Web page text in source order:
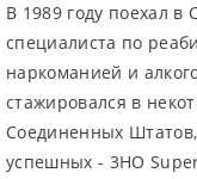
В 1989 году поехал
специалиста по
наркоманией и
стажировался в
Соединенных
успешных - 3HO